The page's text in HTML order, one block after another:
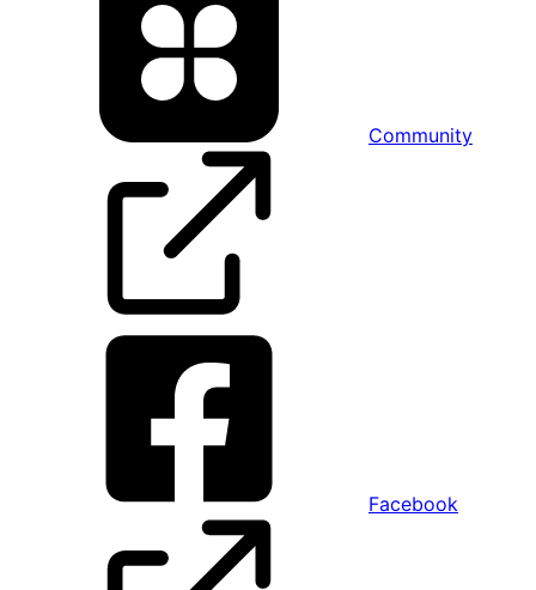
Community
Facebook